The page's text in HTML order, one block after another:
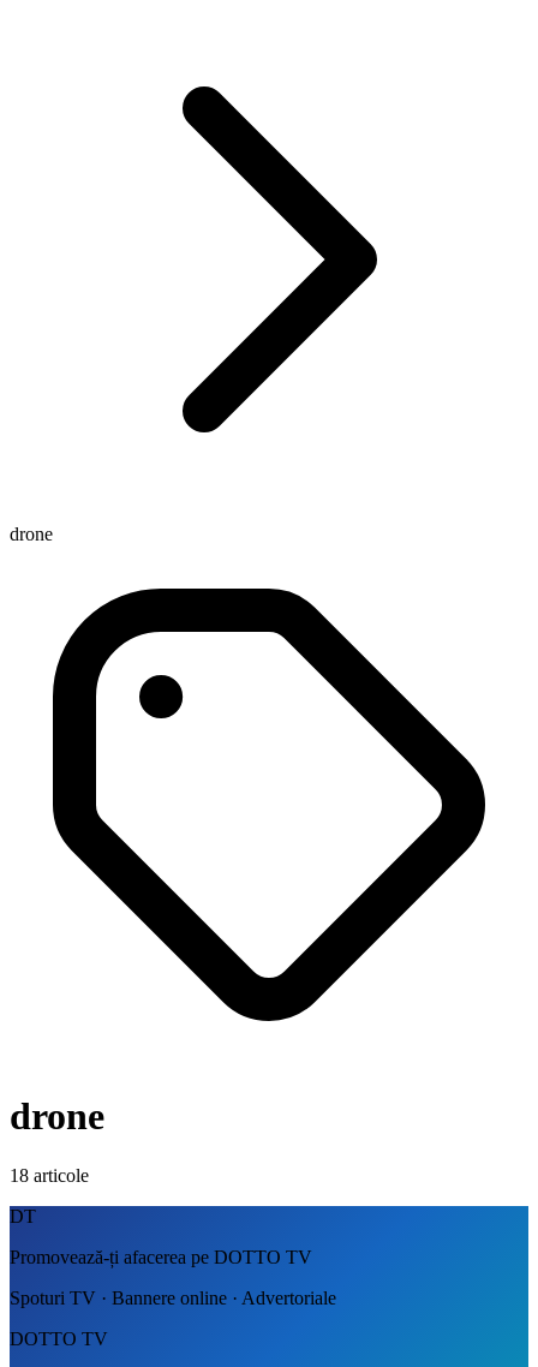
drone
drone
18 articole
DT
Promovează-ți afacerea pe DOTTO TV
Spoturi TV · Bannere online · Advertoriale
DOTTO TV